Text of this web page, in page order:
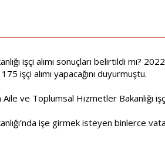
işçi alımı sonuçları belirtildi mı?
işçi alımı yapacağını duyurmuştu.
ve Toplumsal Hizmetler Bakanlığı
işe girmek isteyen binlerce